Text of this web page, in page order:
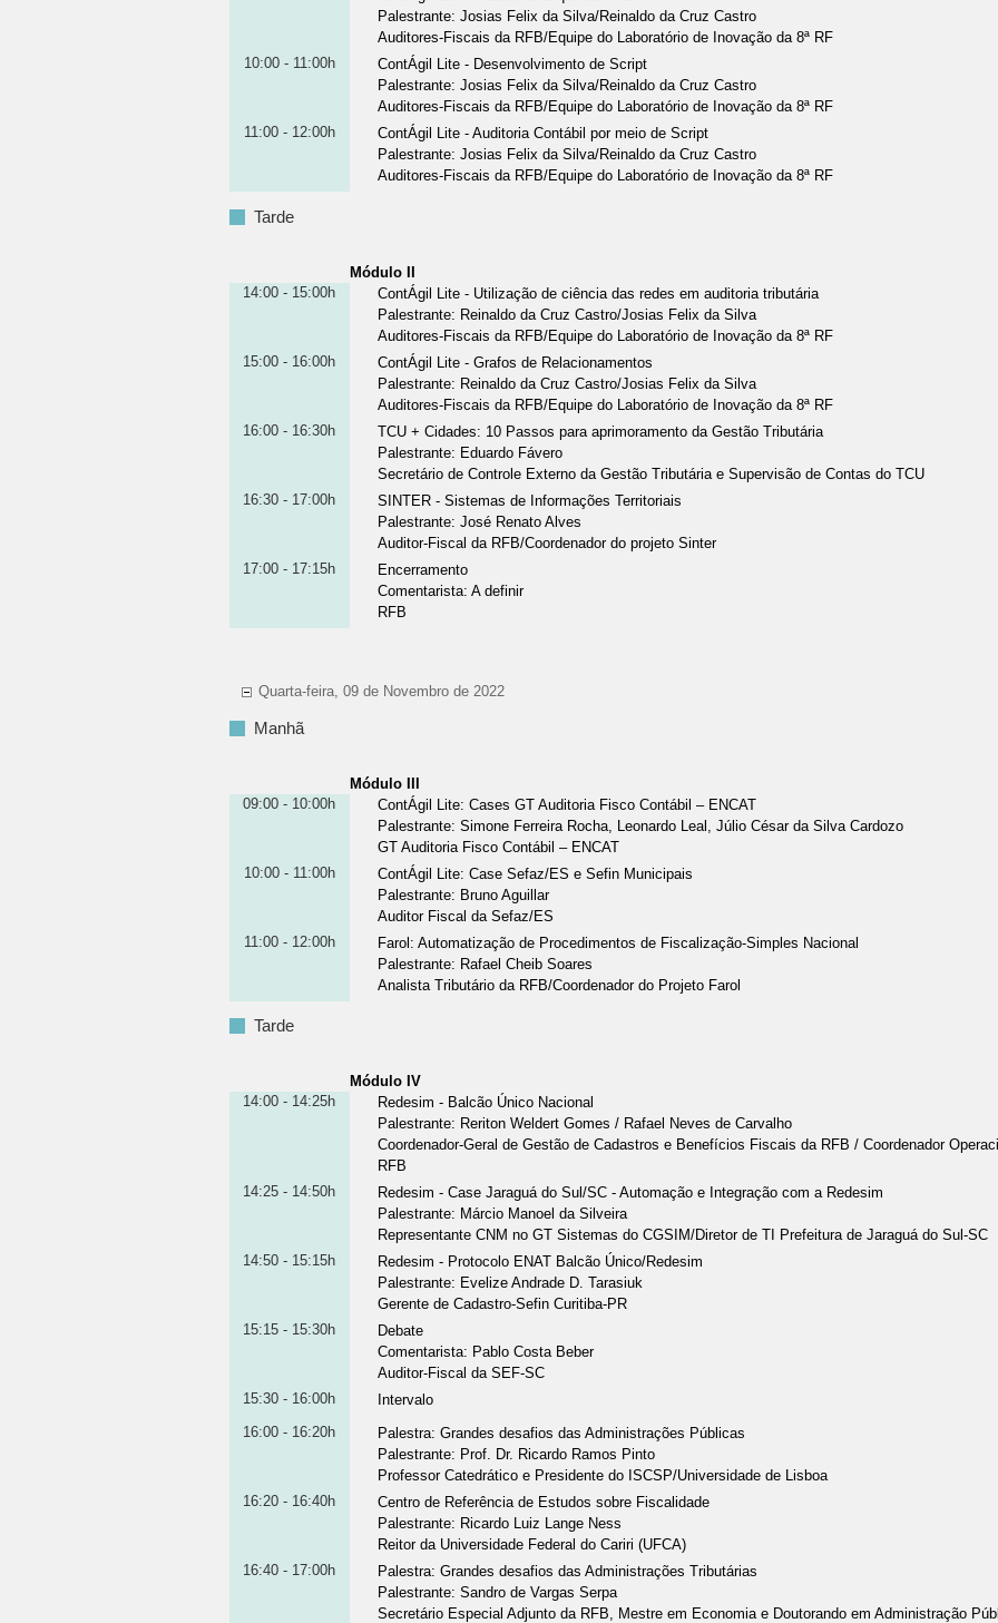
Palestrante:Josias Felix da Silva/Reinaldo da Cruz Castro
Auditores-Fiscais da RFB/Equipe do Laboratório de Inovação da 8ª RF
10:00 - 11:00h
ContÁgil Lite - Desenvolvimento de Script
Palestrante:Josias Felix da Silva/Reinaldo da Cruz Castro
Auditores-Fiscais da RFB/Equipe do Laboratório de Inovação da 8ª RF
11:00 - 12:00h
ContÁgil Lite - Auditoria Contábil por meio de Script
Palestrante:Josias Felix da Silva/Reinaldo da Cruz Castro
Auditores-Fiscais da RFB/Equipe do Laboratório de Inovação da 8ª RF
Tarde
Módulo II
14:00 - 15:00h
ContÁgil Lite - Utilização de ciência das redes em auditoria tributária
Palestrante: Reinaldo da Cruz Castro/Josias Felix da Silva
Auditores-Fiscais da RFB/Equipe do Laboratório de Inovação da 8ª RF
15:00 - 16:00h
ContÁgil Lite - Grafos de Relacionamentos
Palestrante: Reinaldo da Cruz Castro/Josias Felix da Silva
Auditores-Fiscais da RFB/Equipe do Laboratório de Inovação da 8ª RF
16:00 - 16:30h
TCU + Cidades: 10 Passos para aprimoramento da Gestão Tributária
Palestrante: Eduardo Fávero
Secretário de Controle Externo da Gestão Tributária e Supervisão de Contas do TCU
16:30 - 17:00h
SINTER - Sistemas de Informações Territoriais
Palestrante:José Renato Alves
Auditor-Fiscal da RFB/Coordenador do projeto Sinter
17:00 - 17:15h
Encerramento
Comentarista:A definir
RFB
Quarta-feira, 09 de Novembro de 2022
Manhã
Módulo III
09:00 - 10:00h
ContÁgil Lite: Cases GT Auditoria Fisco Contábil – ENCAT
Palestrante:Simone Ferreira Rocha, Leonardo Leal, Júlio César da Silva Cardozo
GT Auditoria Fisco Contábil – ENCAT
10:00 - 11:00h
ContÁgil Lite: Case Sefaz/ES e Sefin Municipais
Palestrante: Bruno Aguillar
Auditor Fiscal da Sefaz/ES
11:00 - 12:00h
Farol: Automatização de Procedimentos de Fiscalização-Simples Nacional
Palestrante: Rafael Cheib Soares
Analista Tributário da RFB/Coordenador do Projeto Farol
Tarde
Módulo IV
14:00 - 14:25h
Redesim - Balcão Único Nacional
Palestrante: Reriton Weldert Gomes / Rafael Neves de Carvalho
Coordenador-Geral de Gestão de Cadastros e Benefícios Fiscais da RFB / Coordenador
RFB
14:25 - 14:50h
Redesim - Case Jaraguá do Sul/SC - Automação e Integração com a Redesim
Palestrante: Márcio Manoel da Silveira
Representante CNM no GT Sistemas do CGSIM/Diretor de TI Prefeitura de Jaraguá do Sul-SC
14:50 - 15:15h
Redesim - Protocolo ENAT Balcão Único/Redesim
Palestrante: Evelize Andrade D. Tarasiuk
Gerente de Cadastro-Sefin Curitiba-PR
15:15 - 15:30h
Debate
Comentarista: Pablo Costa Beber
Auditor-Fiscal da SEF-SC
15:30 - 16:00h Intervalo
16:00 - 16:20h
Palestra: Grandes desafios das Administrações Públicas
Palestrante: Prof. Dr. Ricardo Ramos Pinto
Professor Catedrático e Presidente do ISCSP/Universidade de Lisboa
16:20 - 16:40h
Centro de Referência de Estudos sobre Fiscalidade
Palestrante: Ricardo Luiz Lange Ness
Reitor da Universidade Federal do Cariri (UFCA)
16:40 - 17:00h
Palestra: Grandes desafios das Administrações Tributárias
Palestrante:Sandro de Vargas Serpa
Secretário Especial Adjunto da RFB, Mestre em Economia e Doutorando em Administração